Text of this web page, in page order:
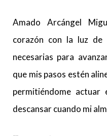
Amado Arcángel
corazón con la luz de
necesarias para
que mis pasos estén
permitiéndome
descansar cuando mi